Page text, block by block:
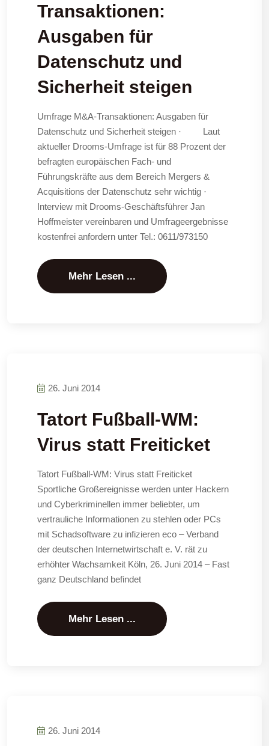
Transaktionen:
Ausgaben für
Datenschutz und
Sicherheit steigen
Umfrage M&A-Transaktionen: Ausgaben für
Datenschutz und Sicherheit steigen · Laut
aktueller Drooms-Umfrage ist für 88 Prozent der
befragten europäischen Fach- und
Führungskräfte aus dem Bereich Mergers &
Acquisitions der Datenschutz sehr wichtig ·
Interview mit Drooms-Geschäftsführer Jan
Hoffmeister vereinbaren und Umfrageergebnisse
kostenfrei anfordern unter Tel.: 0611/973150
Mehr Lesen ...
26. Juni 2014
Tatort Fußball-WM:
Virus statt Freiticket
Tatort Fußball-WM: Virus statt Freiticket
Sportliche Großereignisse werden unter Hackern
und Cyberkriminellen immer beliebter, um
vertrauliche Informationen zu stehlen oder PCs
mit Schadsoftware zu infizieren eco – Verband
der deutschen Internetwirtschaft e. V. rät zu
erhöhter Wachsamkeit Köln, 26. Juni 2014 – Fast
ganz Deutschland befindet
Mehr Lesen ...
26. Juni 2014